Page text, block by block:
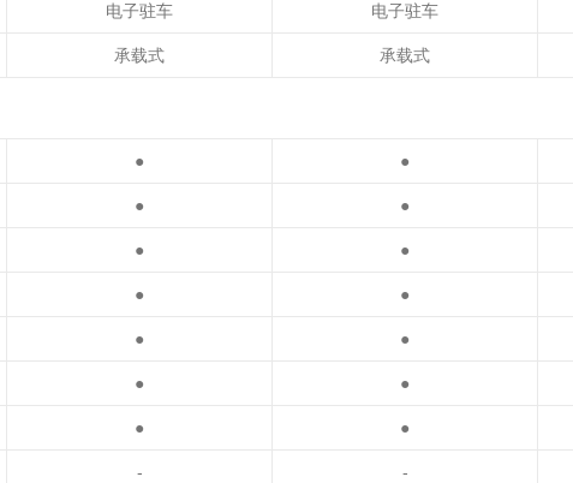
电子驻车 电子驻车
承载式 承载式
● ●
● ●
● ●
● ●
● ●
● ●
● ●
- -